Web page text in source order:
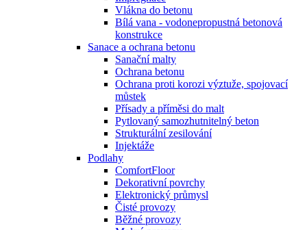
Vlákna do betonu
Bílá vana - vodonepropustná betonová
konstrukce
Sanace a ochrana betonu
Sanační malty
Ochrana betonu
Ochrana proti korozi výztuže, spojovací
můstek
Přísady a příměsi do malt
Pytlovaný samozhutnitelný beton
Strukturální zesilování
Injektáže
Podlahy
ComfortFloor
Dekorativní povrchy
Elektronický průmysl
Čisté provozy
Běžné provozy